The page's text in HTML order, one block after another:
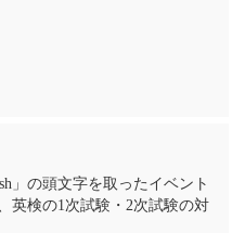
」の頭文字を取ったイベント
英検の1次試験・2次試験の対